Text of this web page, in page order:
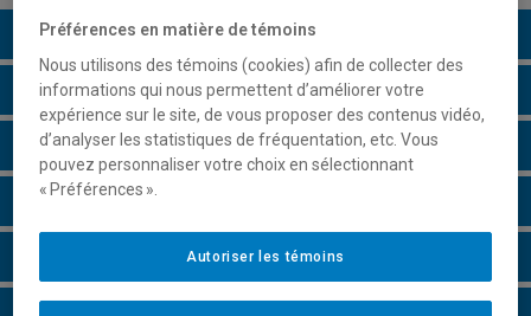
Présentation du programme
Conditions d'admission
Cours à suivre et horaires
Grille de cheminement
Préférences en matière de témoins
Nous utilisons des témoins (cookies) afin de collecter des
informations qui nous permettent d’améliorer votre
expérience sur le site, de vous proposer des contenus vidéo,
d’analyser les statistiques de fréquentation, etc. Vous
pouvez personnaliser votre choix en sélectionnant
« Préférences ».
Autoriser les témoins